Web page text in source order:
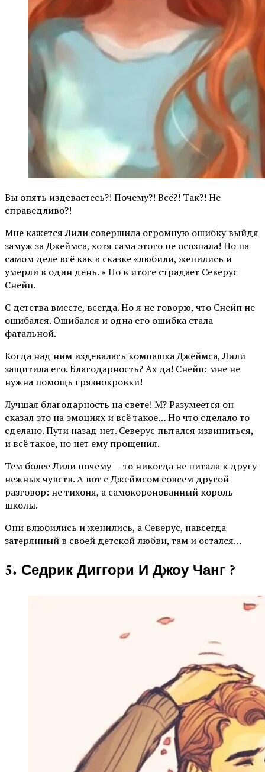
Вы опять издеваетесь?! Почему?! Всё?! Так?! Не
справедливо?!
Мне кажется Лили совершила огромную ошибку выйдя
замуж за Джеймса, хотя сама этого не осознала! Но на
самом деле всё как в сказке «любили, женились и
умерли в один день. » Но в итоге страдает Северус
Снейп.
С детства вместе, всегда. Но я не говорю, что Снейп не
ошибался. Ошибался и одна его ошибка стала
фатальной.
Когда над ним издевалась компашка Джеймса, Лили
защитила его. Благодарность? Ах да! Снейп: мне не
нужна помощь грязнокровки!
Лучшая благодарность на свете! М? Разумеется он
сказал это на эмоциях и всё такое… Но что сделало то
сделано. Пути назад нет. Северус пытался извиниться,
и всё такое, но нет ему прощения.
Тем более Лили почему — то никогда не питала к другу
нежных чувств. А вот с Джеймсом совсем другой
разговор: не тихоня, а самокоронованный король
школы.
Они влюбились и женились, а Северус, навсегда
затерянный в своей детской любви, там и остался…
5. Седрик Диггори И Джоу Чанг ?